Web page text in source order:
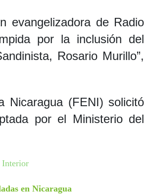
evangelizadora de Radio
por la inclusión del
Rosario Murillo”,
Nicaragua (FENI) solicitó
por el Ministerio del
en Nicaragua